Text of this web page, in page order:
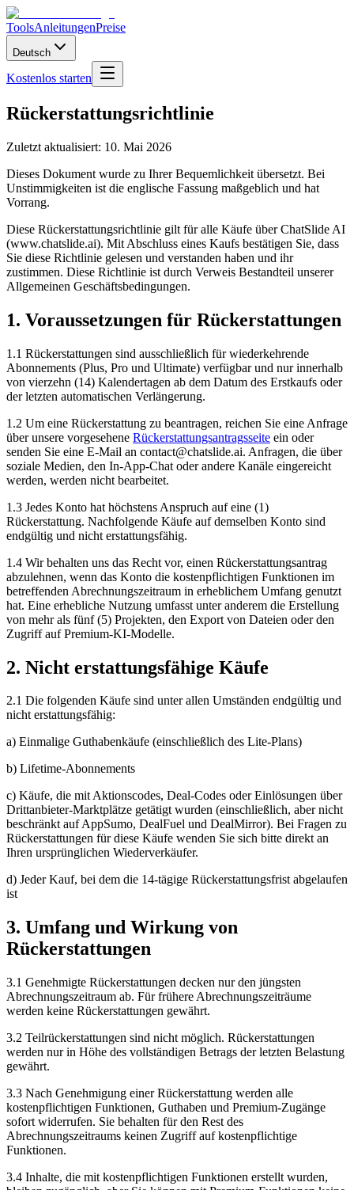
ToolsAnleitungenPreise
Deutsch
Kostenlos starten
Rückerstattungsrichtlinie
Zuletzt aktualisiert: 10. Mai 2026
Dieses Dokument wurde zu Ihrer Bequemlichkeit übersetzt. Bei
Unstimmigkeiten ist die englische Fassung maßgeblich und hat
Vorrang.
Diese Rückerstattungsrichtlinie gilt für alle Käufe über ChatSlide AI
(www.chatslide.ai). Mit Abschluss eines Kaufs bestätigen Sie, dass
Sie diese Richtlinie gelesen und verstanden haben und ihr
zustimmen. Diese Richtlinie ist durch Verweis Bestandteil unserer
Allgemeinen Geschäftsbedingungen.
1. Voraussetzungen für Rückerstattungen
1.1 Rückerstattungen sind ausschließlich für wiederkehrende
Abonnements (Plus, Pro und Ultimate) verfügbar und nur innerhalb
von vierzehn (14) Kalendertagen ab dem Datum des Erstkaufs oder
der letzten automatischen Verlängerung.
1.2 Um eine Rückerstattung zu beantragen, reichen Sie eine Anfrage
über unsere vorgesehene Rückerstattungsantragsseite ein oder
senden Sie eine E-Mail an contact@chatslide.ai. Anfragen, die über
soziale Medien, den In-App-Chat oder andere Kanäle eingereicht
werden, werden nicht bearbeitet.
1.3 Jedes Konto hat höchstens Anspruch auf eine (1)
Rückerstattung. Nachfolgende Käufe auf demselben Konto sind
endgültig und nicht erstattungsfähig.
1.4 Wir behalten uns das Recht vor, einen Rückerstattungsantrag
abzulehnen, wenn das Konto die kostenpflichtigen Funktionen im
betreffenden Abrechnungszeitraum in erheblichem Umfang genutzt
hat. Eine erhebliche Nutzung umfasst unter anderem die Erstellung
von mehr als fünf (5) Projekten, den Export von Dateien oder den
Zugriff auf Premium-KI-Modelle.
2. Nicht erstattungsfähige Käufe
2.1 Die folgenden Käufe sind unter allen Umständen endgültig und
nicht erstattungsfähig:
a) Einmalige Guthabenkäufe (einschließlich des Lite-Plans)
b) Lifetime-Abonnements
c) Käufe, die mit Aktionscodes, Deal-Codes oder Einlösungen über
Drittanbieter-Marktplätze getätigt wurden (einschließlich, aber nicht
beschränkt auf AppSumo, DealFuel und DealMirror). Bei Fragen zu
Rückerstattungen für diese Käufe wenden Sie sich bitte direkt an
Ihren ursprünglichen Wiederverkäufer.
d) Jeder Kauf, bei dem die 14-tägige Rückerstattungsfrist abgelaufen
ist
3. Umfang und Wirkung von
Rückerstattungen
3.1 Genehmigte Rückerstattungen decken nur den jüngsten
Abrechnungszeitraum ab. Für frühere Abrechnungszeiträume
werden keine Rückerstattungen gewährt.
3.2 Teilrückerstattungen sind nicht möglich. Rückerstattungen
werden nur in Höhe des vollständigen Betrags der letzten Belastung
gewährt.
3.3 Nach Genehmigung einer Rückerstattung werden alle
kostenpflichtigen Funktionen, Guthaben und Premium-Zugänge
sofort widerrufen. Sie behalten für den Rest des
Abrechnungszeitraums keinen Zugriff auf kostenpflichtige
Funktionen.
3.4 Inhalte, die mit kostenpflichtigen Funktionen erstellt wurden,